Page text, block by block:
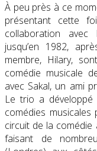
À peu près à ce
présentant cette
collaboration avec
jusqu’en 1982,
membre, Hilary,
comédie musicale
avec Sakal, un ami
Le trio a développé
comédies
circuit de la
faisant de